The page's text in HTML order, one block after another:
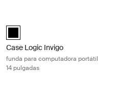
black (selected)
Case Logic Invigo
funda para computadora portátil
14 pulgadas